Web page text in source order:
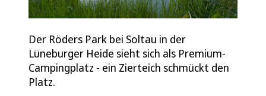
Der Röders Park bei Soltau in der
Lüneburger Heide sieht sich als Premium-
Campingplatz - ein Zierteich schmückt den
Platz.